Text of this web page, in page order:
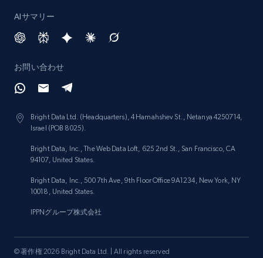
AIサマリー
お問い合わせ
Bright Data Ltd. (Headquarters), 4 Hamahshev St., Netanya 4250714,
Israel (POB 8025).
Bright Data, Inc., The Web Data Loft, 625 2nd St., San Francisco, CA
94107, United States.
Bright Data, Inc., 500 7th Ave, 9th Floor Office 9A1234, New York, NY
10018, United States.
IPPNグループ株式会社
© 著作権 2026 Bright Data Ltd. | All rights reserved